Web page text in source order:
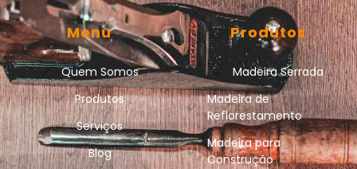
Menu
Quem Somos
Produtos
Serviços
Blog
Produtos
Madeira Serrada
Madeira de
Reflorestamento
Madeira para
Construção